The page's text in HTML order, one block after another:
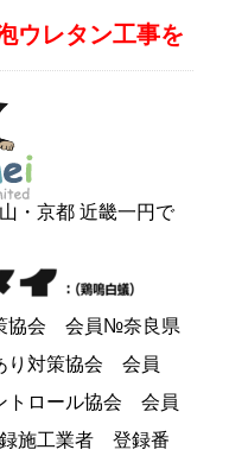
ウレタン工事を
・京都 近畿一円で
協会 会員№奈良県
り対策協会 会員
トロール協会 会員
施工業者 登録番